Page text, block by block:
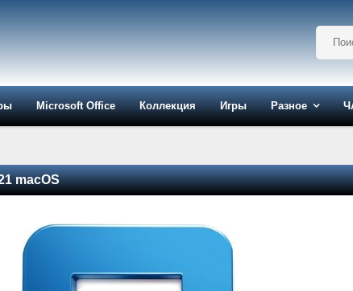
Microsoft Office Коллекция Игры Разное
macOS